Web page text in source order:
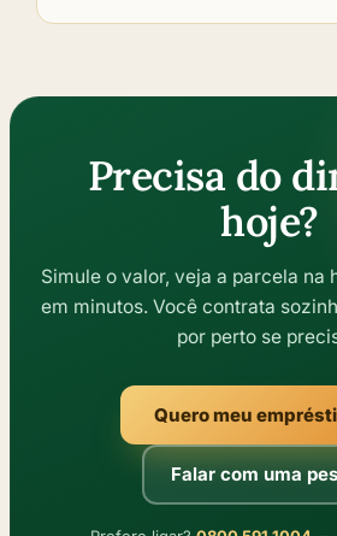
Precisa do
hoje?
Simule o valor, veja a parcela na
em minutos. Você contrata
por perto se
Quero meu
Falar com uma